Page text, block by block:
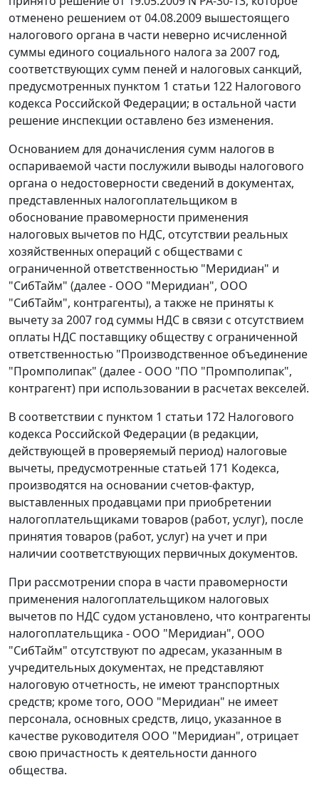
отменено решением от 04.08.2009 вышестоящего
налогового органа в части неверно исчисленной
суммы единого социального налога за 2007 год,
соответствующих сумм пеней и налоговых санкций,
предусмотренных пунктом 1 статьи 122 Налогового
кодекса Российской Федерации; в остальной части
решение инспекции оставлено без изменения.
Основанием для доначисления сумм налогов в
оспариваемой части послужили выводы налогового
органа о недостоверности сведений в документах,
представленных налогоплательщиком в
обоснование правомерности применения
налоговых вычетов по НДС, отсутствии реальных
хозяйственных операций с обществами с
ограниченной ответственностью "Меридиан" и
"СибТайм" (далее - ООО "Меридиан", ООО
"СибТайм", контрагенты), а также не приняты к
вычету за 2007 год суммы НДС в связи с отсутствием
оплаты НДС поставщику обществу с ограниченной
ответственностью "Производственное объединение
"Промполипак" (далее - ООО "ПО "Промполипак",
контрагент) при использовании в расчетах векселей.
В соответствии с пунктом 1 статьи 172 Налогового
кодекса Российской Федерации (в редакции,
действующей в проверяемый период) налоговые
вычеты, предусмотренные статьей 171 Кодекса,
производятся на основании счетов-фактур,
выставленных продавцами при приобретении
налогоплательщиками товаров (работ, услуг), после
принятия товаров (работ, услуг) на учет и при
наличии соответствующих первичных документов.
При рассмотрении спора в части правомерности
применения налогоплательщиком налоговых
вычетов по НДС судом установлено, что контрагенты
налогоплательщика - ООО "Меридиан", ООО
"СибТайм" отсутствуют по адресам, указанным в
учредительных документах, не представляют
налоговую отчетность, не имеют транспортных
средств; кроме того, ООО "Меридиан" не имеет
персонала, основных средств, лицо, указанное в
качестве руководителя ООО "Меридиан", отрицает
свою причастность к деятельности данного
общества.